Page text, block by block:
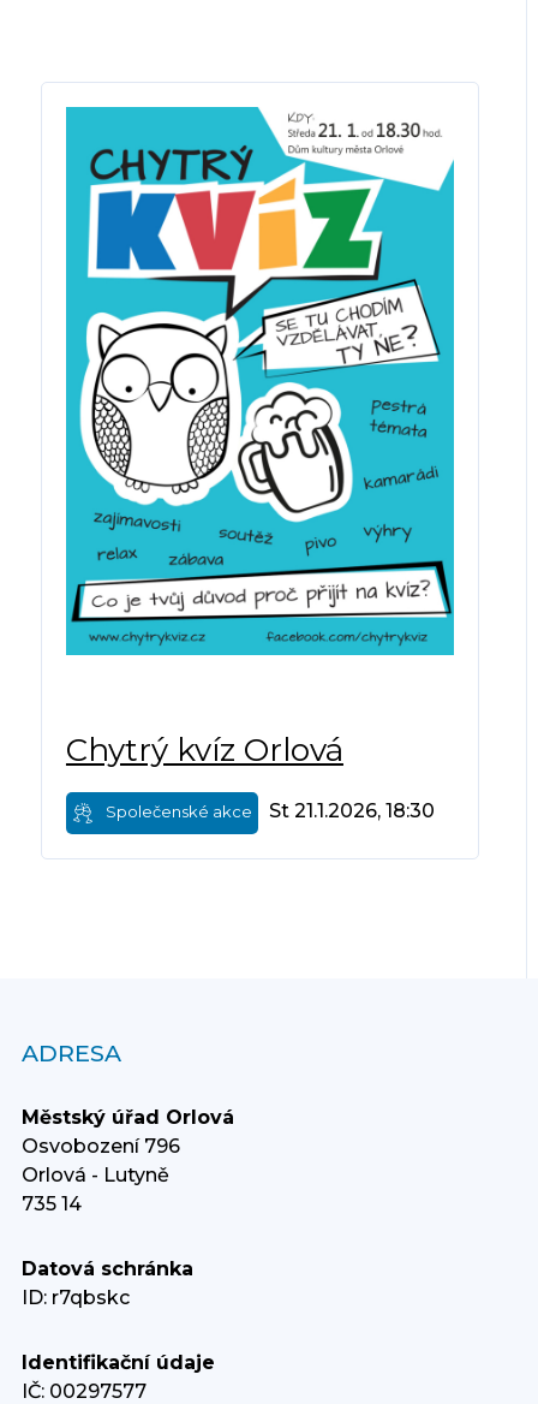
Chytrý kvíz Orlová
Společenské akce St 21.1.2026, 18:30
ADRESA
Městský úřad Orlová
Osvobození 796
Orlová - Lutyně
735 14
Datová schránka
ID: r7qbskc
Identifikační údaje
IČ: 00297577